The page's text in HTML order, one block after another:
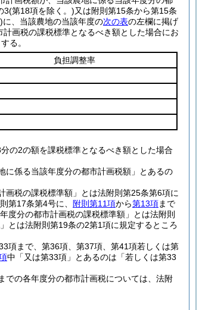
3(第18項を除く。)又は附則第15条から第15条
に、当該農地の当該年度の次の表の左欄に掲げ
画税の課税標準となるべき額とした場合にお
る。
負担調整率
の2の額を課税標準となるべき額とした場合
に係る当該年度分の都市計画税額」とあるの
画税の課税標準額」とは法附則第25条第6項に
第17条第4号に、 附則第11項から第13項まで
度分の都市計画税の課税標準額」とは法附則
とは法附則第19条の2第1項に規定するところ
項まで、第36項、第37項、第41項若しくは第
中「又は第33項」とあるのは「若しくは第33
での各年度分の都市計画税については、法附